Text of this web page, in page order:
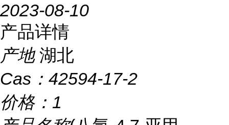
2023-08-10
产品详情
产地 湖北
Cas： 42594-17-2
价格： 1